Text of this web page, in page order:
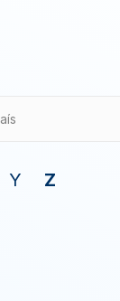
Y Z